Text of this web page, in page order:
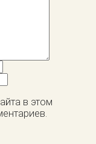
в этом